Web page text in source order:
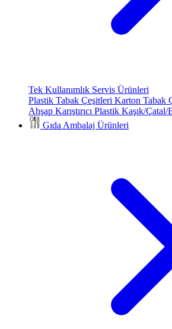
Tek Kullanımlık Servis Ürünleri
Plastik Tabak Çeşitleri Karton Tabak
Ahşap Karıştırıcı Plastik Kaşık/Çatal/
Gıda Ambalaj Ürünleri